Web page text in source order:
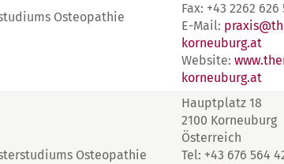
Osteopathie
Fax: +43 2262 626
E-Mail:
korneuburg.at
Website:
korneuburg.at
Osteopathie
Hauptplatz 18
2100 Korneuburg
Österreich
Tel: +43 676 564